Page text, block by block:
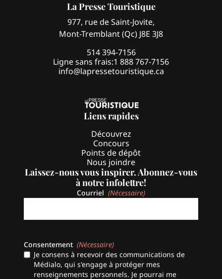
La Presse Touristique
977, rue de Saint-Jovite,
Mont-Tremblant (Qc) J8E 3J8
514 394-7156
Ligne sans frais:1 888 767-7156
info@lapressetouristique.ca
Liens rapides
Découvrez
Concours
Points de dépôt
Nous joindre
Laissez-nous vous inspirer. Abonnez-vous
à notre infolettre!
Courriel (Nécessaire)
Consentement (Nécessaire)
Je consens à recevoir des communications de
Médialo, qui s'engage à protéger mes
renseignements personnels. Je pourrai me